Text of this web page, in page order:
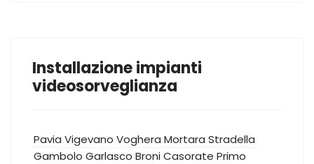
Installazione impianti
videosorveglianza
Pavia Vigevano Voghera Mortara Stradella
Gambolo Garlasco BroniCasorate Primo